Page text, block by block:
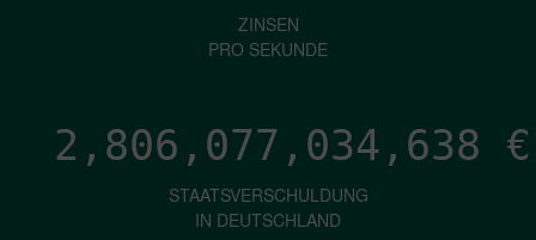
ZINSEN
PRO SEKUNDE
2,806,077,036,690 €
STAATSVERSCHULDUNG
IN DEUTSCHLAND